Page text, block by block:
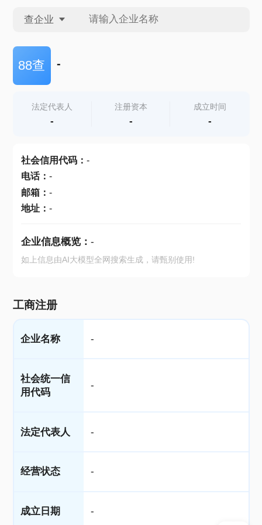
查企业
查企业
查产地
88查 -
法定代表人
-
注册资本
-
成立时间
-
社会信用代码： -
电话： -
邮箱： -
地址： -
企业信息概览： -
如上信息由AI大模型全网搜索生成，请甄别使用!
工商注册
企业名称 -
社会统一信
用代码
-
法定代表人 -
经营状态 -
成立日期 -